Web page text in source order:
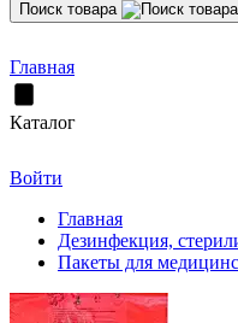
Поиск товара
Главная
Каталог
Войти
Главная
Дезинфекция,
Пакеты для